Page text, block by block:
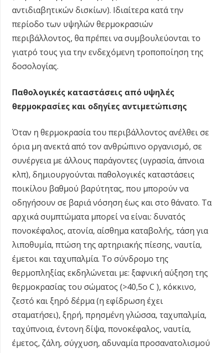
αντιδιαβητικών δισκίων). Ιδιαίτερα κατά την
περίοδο των υψηλών θερμοκρασιών
περιβάλλοντος, θα πρέπει να συμβουλεύονται το
γιατρό τους για την ενδεχόμενη τροποποίηση της
δοσολογίας.
Παθολογικές καταστάσεις από υψηλές
θερμοκρασίες και οδηγίες αντιμετώπισης
Όταν η θερμοκρασία του περιβάλλοντος ανέλθει σε
όρια μη ανεκτά από τον ανθρώπινο οργανισμό, σε
συνέργεια με άλλους παράγοντες (υγρασία, άπνοια
κλπ), δημιουργούνται παθολογικές καταστάσεις
ποικίλου βαθμού βαρύτητας, που μπορούν να
οδηγήσουν σε βαριά νόσηση έως και στο θάνατο. Τα
αρχικά συμπτώματα μπορεί να είναι: δυνατός
πονοκέφαλος, ατονία, αίσθημα καταβολής, τάση για
λιποθυμία, πτώση της αρτηριακής πίεσης, ναυτία,
έμετοι και ταχυπαλμία. Το σύνδρομο της
θερμοπληξίας εκδηλώνεται με: ξαφνική αύξηση της
θερμοκρασίας του σώματος (>40,5ο C ), κόκκινο,
ζεστό και ξηρό δέρμα (η εφίδρωση έχει
σταματήσει), ξηρή, πρησμένη γλώσσα, ταχυπαλμία,
ταχύπνοια, έντονη δίψα, πονοκέφαλος, ναυτία,
έμετος, ζάλη, σύγχυση, αδυναμία προσανατολισμού